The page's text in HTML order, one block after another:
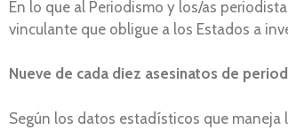
En lo que al Periodismo y los/as
vinculante que obligue a los Estados a
Nueve de cada diez asesinatos de
Según los datos estadísticos que maneja